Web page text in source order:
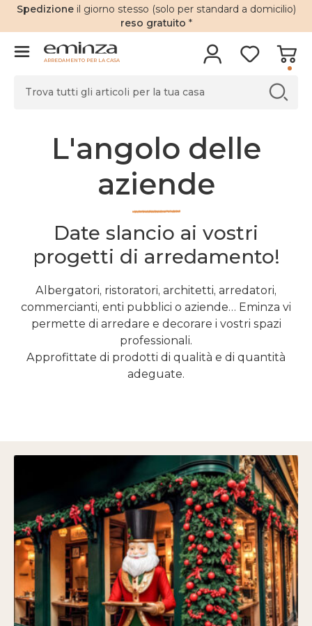
Spedizione il giorno stesso (solo per standard a domicilio)
reso gratuito *
ARREDAMENTO PER LA CASA
L'angolo delle
aziende
Date slancio ai vostri
progetti di arredamento!
Albergatori, ristoratori, architetti, arredatori,
commercianti, enti pubblici o aziende… Eminza vi
permette di arredare e decorare i vostri spazi
professionali.
Approfittate di prodotti di qualità e di quantità
adeguate.